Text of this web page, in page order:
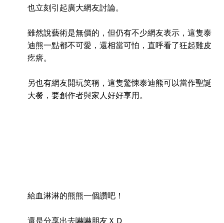
也立刻引起廣大網友討論。
雖然說藝術是無價的，但仍有不少網友表示，這隻泰
迪熊一點都不可愛，還相當可怕，直呼看了狂起雞皮
疙瘩。
另也有網友開玩笑稱，這隻驚悚泰迪熊可以當作聖誕
大餐，要創作者與家人好好享用。
給血淋淋的熊熊一個讚吧！
還是分享出去嚇嚇朋友ＸＤ